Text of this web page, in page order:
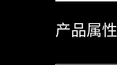
产品属性